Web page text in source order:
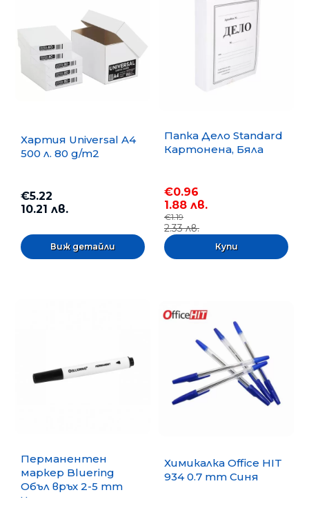
Хартия Universal A4
500 л. 80 g/m2
€5.22
10.21 лв.
Виж детайли
Папка Дело Standard
Картонена, Бяла
€0.96
1.88 лв.
€1.19
2.33 лв.
Перманентен
маркер Bluering
Объл връх 2-5 mm
Черен
Химикалка Office HIT
934 0.7 mm Синя